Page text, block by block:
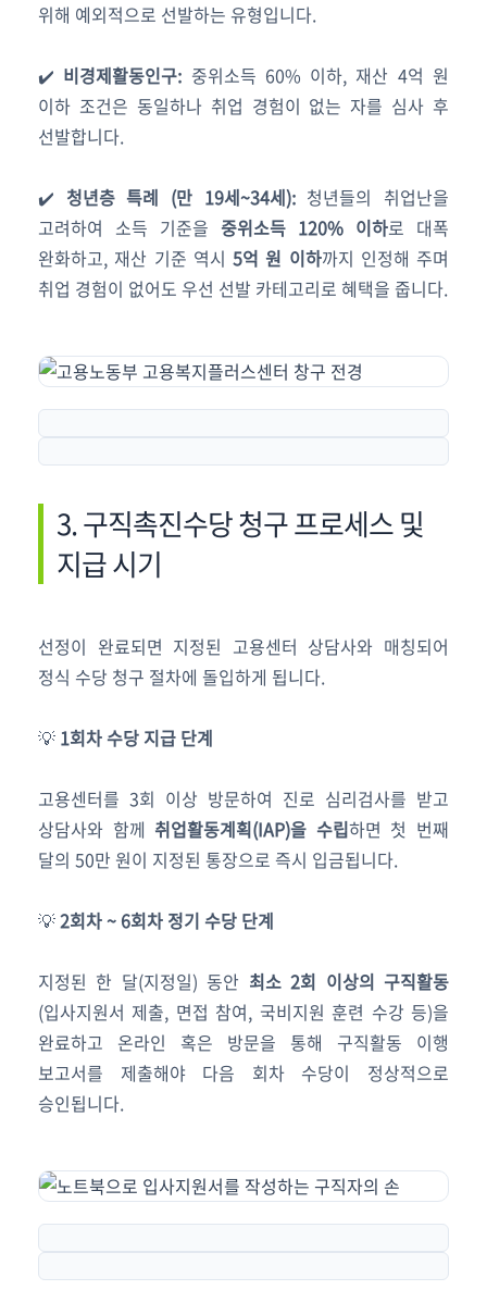
위해 예외적으로 선발하는 유형입니다.
✔️ 비경제활동인구: 중위소득 60% 이하, 재산 4억 원
이하 조건은 동일하나 취업 경험이 없는 자를 심사 후
선발합니다.
✔️ 청년층 특례 (만 19세~34세):청년들의 취업난을
고려하여 소득 기준을 중위소득 120% 이하로 대폭
완화하고, 재산 기준 역시 5억 원 이하까지 인정해 주며
취업 경험이 없어도 우선 선발 카테고리로 혜택을 줍니다.
3. 구직촉진수당 청구 프로세스 및
지급 시기
선정이 완료되면 지정된 고용센터 상담사와 매칭되어
정식 수당 청구 절차에 돌입하게 됩니다.
💡 1회차 수당 지급 단계
고용센터를 3회 이상 방문하여 진로 심리검사를 받고
상담사와 함께 취업활동계획(IAP)을 수립하면 첫 번째
달의 50만 원이 지정된 통장으로 즉시 입금됩니다.
💡2회차 ~ 6회차 정기 수당 단계
지정된 한 달(지정일) 동안 최소 2회 이상의 구직활동
(입사지원서 제출, 면접 참여, 국비지원 훈련 수강 등)을
완료하고 온라인 혹은 방문을 통해 구직활동 이행
보고서를 제출해야 다음 회차 수당이 정상적으로
승인됩니다.